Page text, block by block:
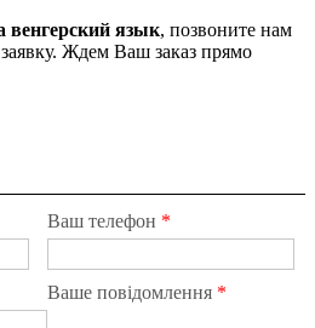
венгерский язык, позвоните нам
Ждем Ваш заказ прямо
Ваш телефон *
Ваше повідомлення *